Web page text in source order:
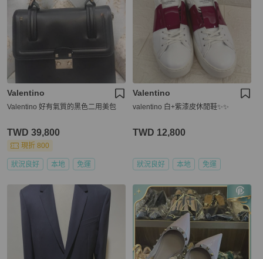
Valentino
Valentino 好有氣質的黑色二用美包
TWD 39,800
現折 800
狀況良好 本地 免運
Valentino
valentino 白+紫漆皮休閒鞋✨✨
TWD 12,800
狀況良好 本地 免運